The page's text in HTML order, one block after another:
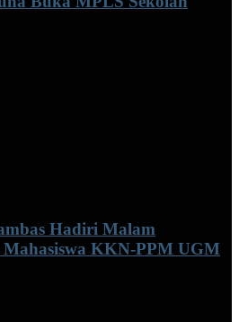
Hadiri Malam
Mahasiswa KKN-PPM UGM